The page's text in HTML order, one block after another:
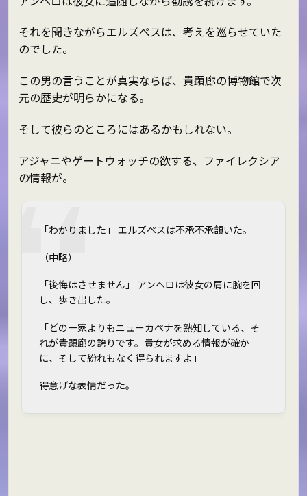
それを聞きながらエルズペスは、考えを巡らせていた
のでした。
この男の言うことが真実ならば、貴顕廊の博物館で次
元の歴史が明らかになる。
そして彼らのところにはあるかもしれない。
アジャニやゲートウォッチの欲する、ファイレクシア
の情報が。
「わかりました」 エルズペスは不承不承頷いた。
（中略）
「後悔はさせません」 アンヘロは彼女の肩に腕を回
し、歩き出した。
「どの一家よりもニューカペナを熟知している、そ
れが貴顕廊の誇りです。貴女が求める情報が確か
に、そして紛れもなく得られますよ」
得意げな表情だった。